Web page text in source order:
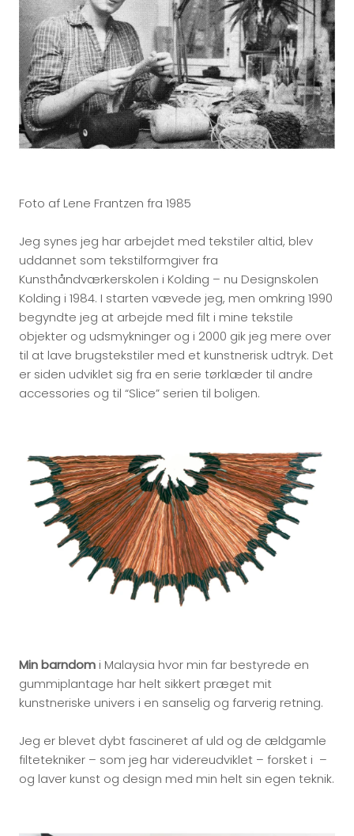
Foto af Lene Frantzen fra 1985
Jeg synes jeg har arbejdet med tekstiler altid, blev
uddannet som tekstilformgiver fra
Kunsthåndværkerskolen i Kolding – nu Designskolen
Kolding i 1984. I starten vævede jeg, men omkring 1990
begyndte jeg at arbejde med filt i mine tekstile
objekter og udsmykninger og i 2000 gik jeg mere over
til at lave brugstekstiler med et kunstnerisk udtryk. Det
er siden udviklet sig fra en serie tørklæder til andre
accessories og til “Slice” serien til boligen.
Min barndom i Malaysia hvor min far bestyrede en
gummiplantage har helt sikkert præget mit
kunstneriske univers i en sanselig og farverig retning.
Jeg er blevet dybt fascineret af uld og de ældgamle
filtetekniker – som jeg har videreudviklet – forsket i –
og laver kunst og design med min helt sin egen teknik.